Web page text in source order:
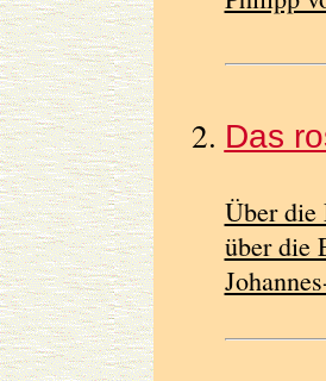
Das
Über die
über die